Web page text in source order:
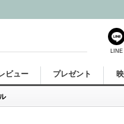
ビュー プレゼント
LINE